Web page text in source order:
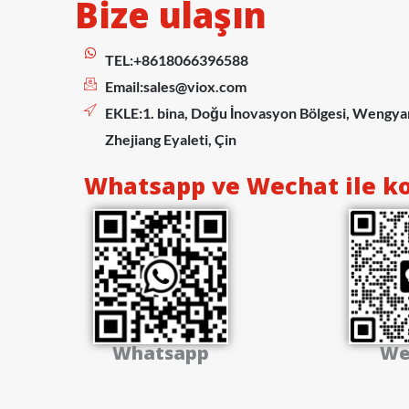
Bize ulaşın
TEL:+8618066396588
Email:sales@viox.com
EKLE:1. bina, Doğu İnovasyon Bölgesi,
Zhejiang Eyaleti, Çin
Whatsapp ve Wechat ile
Whatsapp